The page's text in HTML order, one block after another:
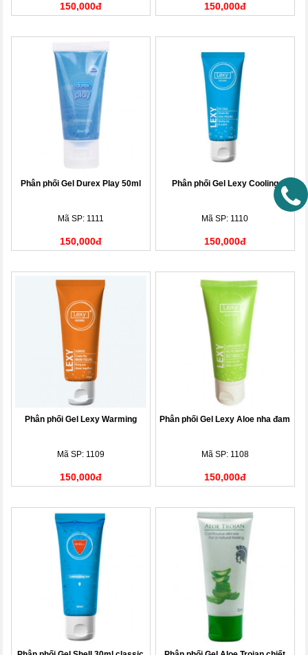
150,000đ 150,000đ
Phân phối Gel Durex Play 50ml
Mã SP: 1111
150,000đ
Phân phối Gel Lexy Cooling
Mã SP: 1110
150,000đ
Phân phối Gel Lexy Warming
Mã SP: 1109
150,000đ
Phân phối Gel Lexy Aloe nha đam
Mã SP: 1108
150,000đ